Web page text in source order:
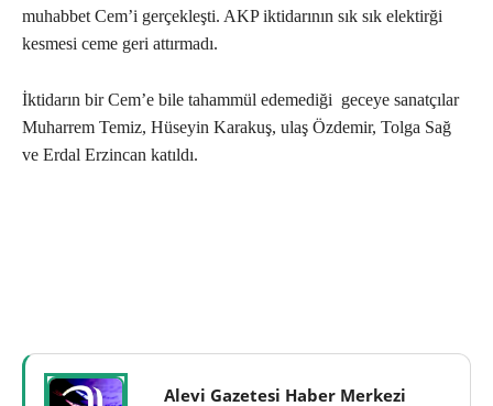
muhabbet Cem’i gerçekleşti. AKP iktidarının sık sık elektirği
kesmesi ceme geri attırmadı.
İktidarın bir Cem’e bile tahammül edemediği geceye sanatçılar
Muharrem Temiz, Hüseyin Karakuş, ulaş Özdemir, Tolga Sağ
ve Erdal Erzincan katıldı.
Alevi Gazetesi Haber Merkezi